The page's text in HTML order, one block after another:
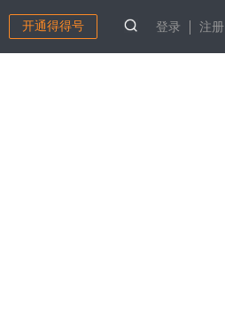
开通得得号 登录 注册